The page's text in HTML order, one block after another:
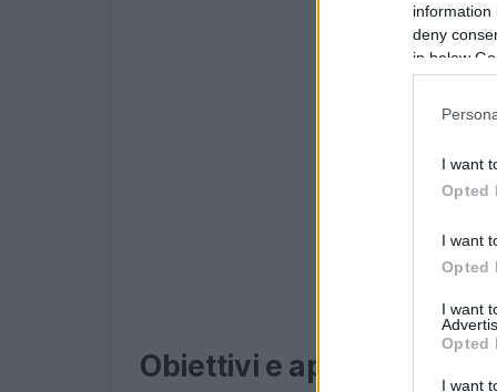
information
deny
in below
I want
Opted
I want
Opted
I want
Opted
I want
Obiettivi e approccio del